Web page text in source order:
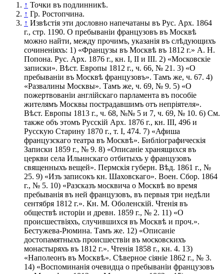
↑ Точки въ подлинникѣ.
↑ Гр. Ростопчина.
↑ Извѣстія эти дословно напечатаны въ Рус. Арх. 1864
г., стр. 1190. О пребываніи французовъ въ Москвѣ
можно найти, между прочимъ, указанія въ слѣдующихъ
сочиненіяхъ: 1) «Французы въ Москвѣ въ 1812 г.» А. Н.
Попона. Рус. Арх. 1876 г., кн. I, II и III. 2) «Московскіе
записки». Вѣст. Европы 1812 г., ч. 66, № 21. 3) «О
пребываніи въ Москвѣ французовъ». Тамъ же, ч. 67. 4)
«Развалины Москвы». Тамъ же, ч. 69, № 9. 5) «О
пожертвованіи англійскаго парламента въ пособіе
жителямъ Москвы пострадавшимъ отъ непріятеля».
Вѣст. Европы 1813 г., ч. 68, №№ 5 и 7, ч. 69, № 10. 6) См.
также объ этомъ Русскій Арх. 1876 г., кн. III, 496 и
Русскую Старину 1870 г., т. I, 474. 7) «Афиша
французскаго театра въ Москвѣ». Библіографическія
Записки 1859 г., № 9. 8) «Описаніе хранящихся въ
церкви села Ильинскаго отбитыхъ у французовъ
священныхъ вещей». Пермскія губерн. Вѣд. 1861 г., №
25. 9) «Изъ записокъ кн. Шаховскаго». Воен. Сбор. 1864
г., № 5. 10) «Разсказъ москвича о Москвѣ во время
пребыванія въ ней французовъ, въ первыя три недѣли
сентября 1812 г.». Кн. М. Оболенскій. Чтенія въ
обществѣ исторіи и древн. 1859 г., № 2. 11) «О
происшествіяхъ, случившихся въ Москвѣ и проч.».
Бестужева-Рюмина. Тамъ же. 12) «Описаніе
достопамятныхъ происшествіи въ московскихъ
монастыряхъ въ 1812 г.». Чтенія 1858 г., кн. 4. 13)
«Наполеонъ въ Москвѣ». Сѣверное сіяніе 1862 г., № 3.
14) «Воспоминанія очевидца о пребываніи французовъ